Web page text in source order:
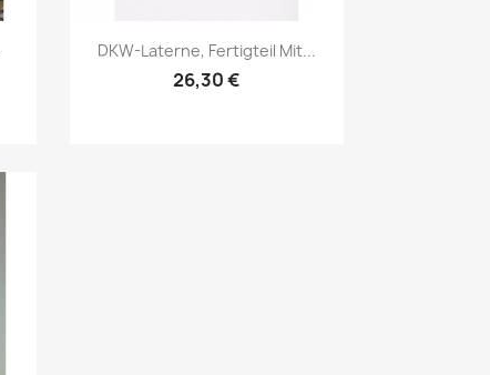
Vorschau
DKW-Laterne, Fertigteil Mit...
26,30 €